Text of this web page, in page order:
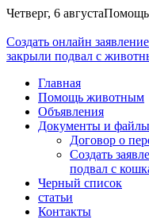
Четверг, 6 августа
Cоздать онлайн
закрыли подвал с
Главная
Помощь животным
Объявления
Документы и файлы
Договор о
Создать
подвал с
Черный список
статьи
Контакты